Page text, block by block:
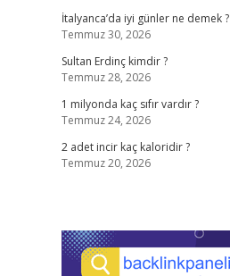
İtalyanca’da iyi günler ne demek ?
Temmuz 30, 2026
Sultan Erdinç kimdir ?
Temmuz 28, 2026
1 milyonda kaç sıfır vardır ?
Temmuz 24, 2026
2 adet incir kaç kaloridir ?
Temmuz 20, 2026